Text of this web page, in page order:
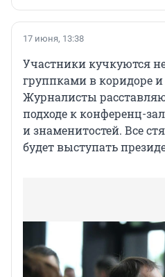
17 июня, 13:38
Участники кучкуются
группками в коридоре
Журналисты
подходе к конференц-
и знаменитостей. Все
будет выступать